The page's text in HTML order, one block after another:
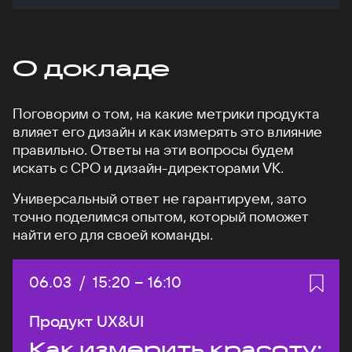
О докладе
Поговорим о том, на какие метрики продукта
влияет его дизайн и как измерять это влияние
правильно. Ответы на эти вопросы будем
искать с CPO и дизайн-директорами VK.
Универсальный ответ не гарантируем, зато
точно поделимся опытом, который поможет
найти его для своей команды.
Дата:
06.03 / Начало:
15:20 – Конец:
16:10
Продукт UX&UI